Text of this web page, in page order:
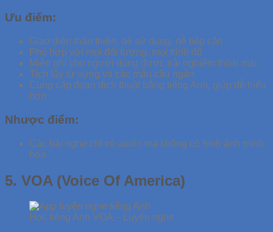
Ưu điểm:
Giao diện thân thiện, dễ sử dụng, dễ tiếp cận
Phù hợp với mọi đối tượng, mọi trình độ
Miễn phí cho người dùng được trải nghiệm thoải mái
Tích lũy từ vựng và các mẫu câu ngắn
Cung cấp đoạn dịch thuật bằng tiếng Anh, giúp dễ hiểu
hơn
Nhược điểm:
Các bài nghe chỉ có audio mà không có hình ảnh minh
họa
5. VOA (Voice Of America)
Học tiếng Anh VOA – Luyện nghe